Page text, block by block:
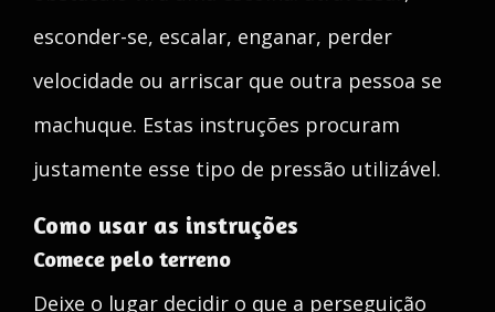
esconder-se, escalar, enganar, perder
velocidade ou arriscar que outra pessoa se
machuque. Estas instruções procuram
justamente esse tipo de pressão utilizável.
Como usar as instruções
Comece pelo terreno
Deixe o lugar decidir o que a perseguição